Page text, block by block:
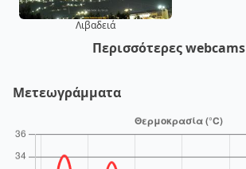
Λιβαδειά
Περισσότερες webcams
Μετεωγράμματα